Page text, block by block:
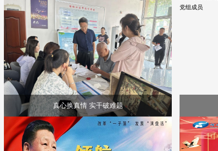
真心换真情 实干破难题